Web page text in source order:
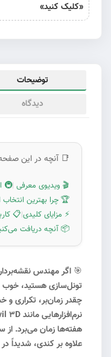
«کلیک کنید»
توضیحات
دیدگاه
📑 آنچه در این
🎬 ویدیوی معرفی |
🚇
🏆 چرا بهترین
⚡ مزایای کلیدی|
📋
📦 آنچه دریافت
🎯 اگر مهندس
تونل‌سازی هستید، خوب
چقدر زمان‌بر، تکراری
هفته‌ها زمان می‌برد.
علاوه بر کندی، شدیداً